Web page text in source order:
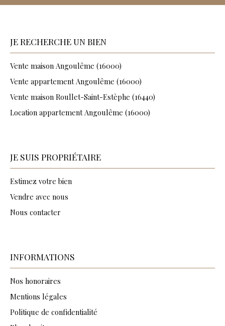
JE RECHERCHE UN BIEN
Vente maison Angoulême (16000)
Vente appartement Angoulême (16000)
Vente maison Roullet-Saint-Estèphe (16440)
Location appartement Angoulême (16000)
JE SUIS PROPRIÉTAIRE
Estimez votre bien
Vendre avec nous
Nous contacter
INFORMATIONS
Nos honoraires
Mentions légales
Politique de confidentialité